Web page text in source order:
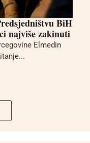
BiH
najviše zakinuti
Elmedin